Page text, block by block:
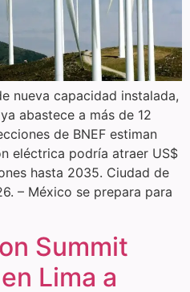
nueva capacidad instalada,
abastece a más de 12
de BNEF estiman
eléctrica podría atraer US$
hasta 2035. Ciudad de
– México se prepara para
Summit
Lima a